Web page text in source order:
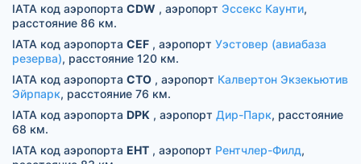
IATA код аэропорта CDW , аэропорт Эссекс Каунти,
расстояние 86 км.
IATA код аэропорта CEF , аэропорт Уэстовер (авиабаза
резерва), расстояние 120 км.
IATA код аэропорта CTO , аэропорт Калвертон Экзекьютив
Эйрпарк, расстояние 76 км.
IATA код аэропорта DPK , аэропорт Дир-Парк, расстояние
68 км.
IATA код аэропорта EHT , аэропорт Рентчлер-Филд,